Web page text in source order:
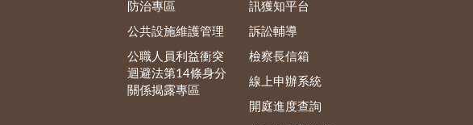
防治專區
公共設施維護管理
公職人員利益衝突
迴避法第14條身分
關係揭露專區
訊獲知平台
訴訟輔導
檢察長信箱
線上申辦系統
開庭進度查詢